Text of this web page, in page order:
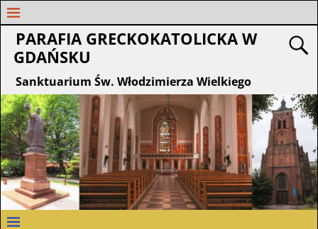
PARAFIA GRECKOKATOLICKA W
GDAŃSKU
Sanktuarium Św. Włodzimierza Wielkiego